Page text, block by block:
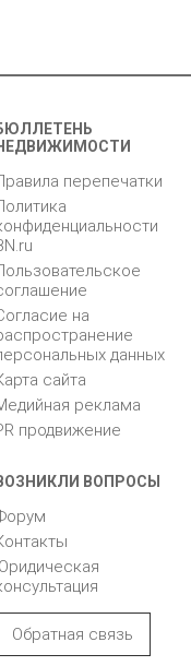
перепечатки
на
данных
сайта
реклама
продвижение
ВОПРОСЫ
Обратная связь